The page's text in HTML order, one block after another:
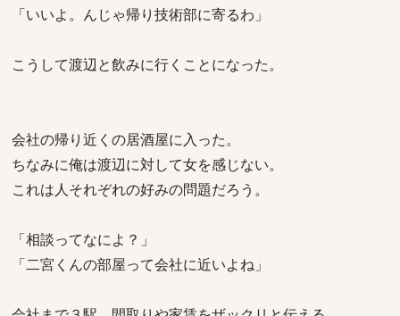
「いいよ。んじゃ帰り技術部に寄るわ」
こうして渡辺と飲みに行くことになった。
会社の帰り近くの居酒屋に入った。
ちなみに俺は渡辺に対して女を感じない。
これは人それぞれの好みの問題だろう。
「相談ってなによ？」
「二宮くんの部屋って会社に近いよね」